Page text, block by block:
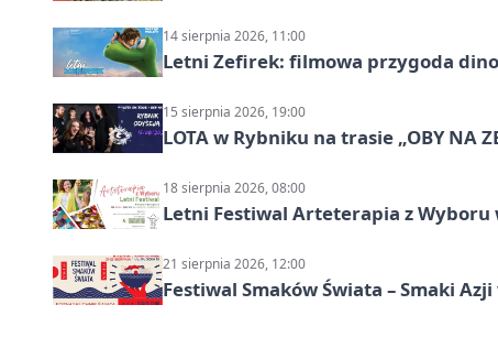
14 sierpnia 2026, 11:00
Letni Zefirek: filmowa przygoda
15 sierpnia 2026, 19:00
LOTA w Rybniku na trasie „OBY NA
18 sierpnia 2026, 08:00
Letni Festiwal Arteterapia z Wyboru
21 sierpnia 2026, 12:00
Festiwal Smaków Świata – Smaki